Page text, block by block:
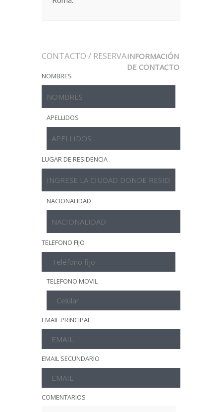
CONTACTO / RESERVAINFORMACIÓN
DE CONTACTO
NOMBRES
APELLIDOS
LUGAR DE RESIDENCIA
NACIONALIDAD
TELEFONO FIJO
TELEFONO MOVIL
EMAIL PRINCIPAL
EMAIL SECUNDARIO
COMENTARIOS